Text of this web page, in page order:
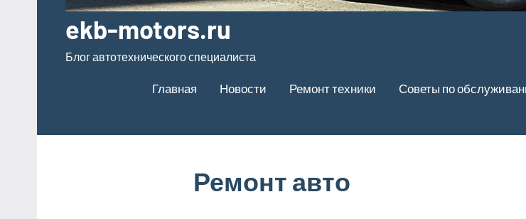
ekb-motors.ru
Блог автотехнического специалиста
Главная Новости Ремонт техники Советы по
Ремонт авто